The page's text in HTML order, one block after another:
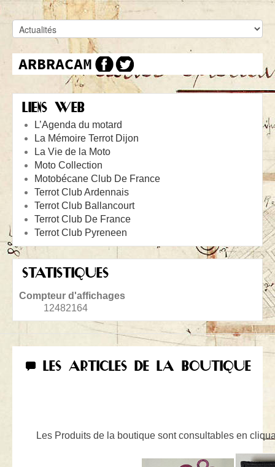
LIENS WEB
L’Agenda du motard
La Mémoire Terrot Dijon
La Vie de la Moto
Moto Collection
Motobécane Club De France
Terrot Club Ardennais
Terrot Club Ballancourt
Terrot Club De France
Terrot Club Pyreneen
STATISTIQUES
Compteur d'affichages
12482164
LES ARTICLES DE LA BOUTIQUE
Les Produits de la boutique sont consultables en